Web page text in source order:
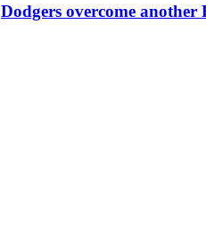
Dodgers overcome